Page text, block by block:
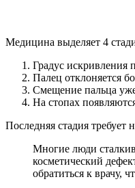
Медицина выделяет 4
Градус искривления
Палец отклоняется
Смещение пальца
На стопах
Последняя стадия требует
Многие люди
косметический
обратиться к врачу,